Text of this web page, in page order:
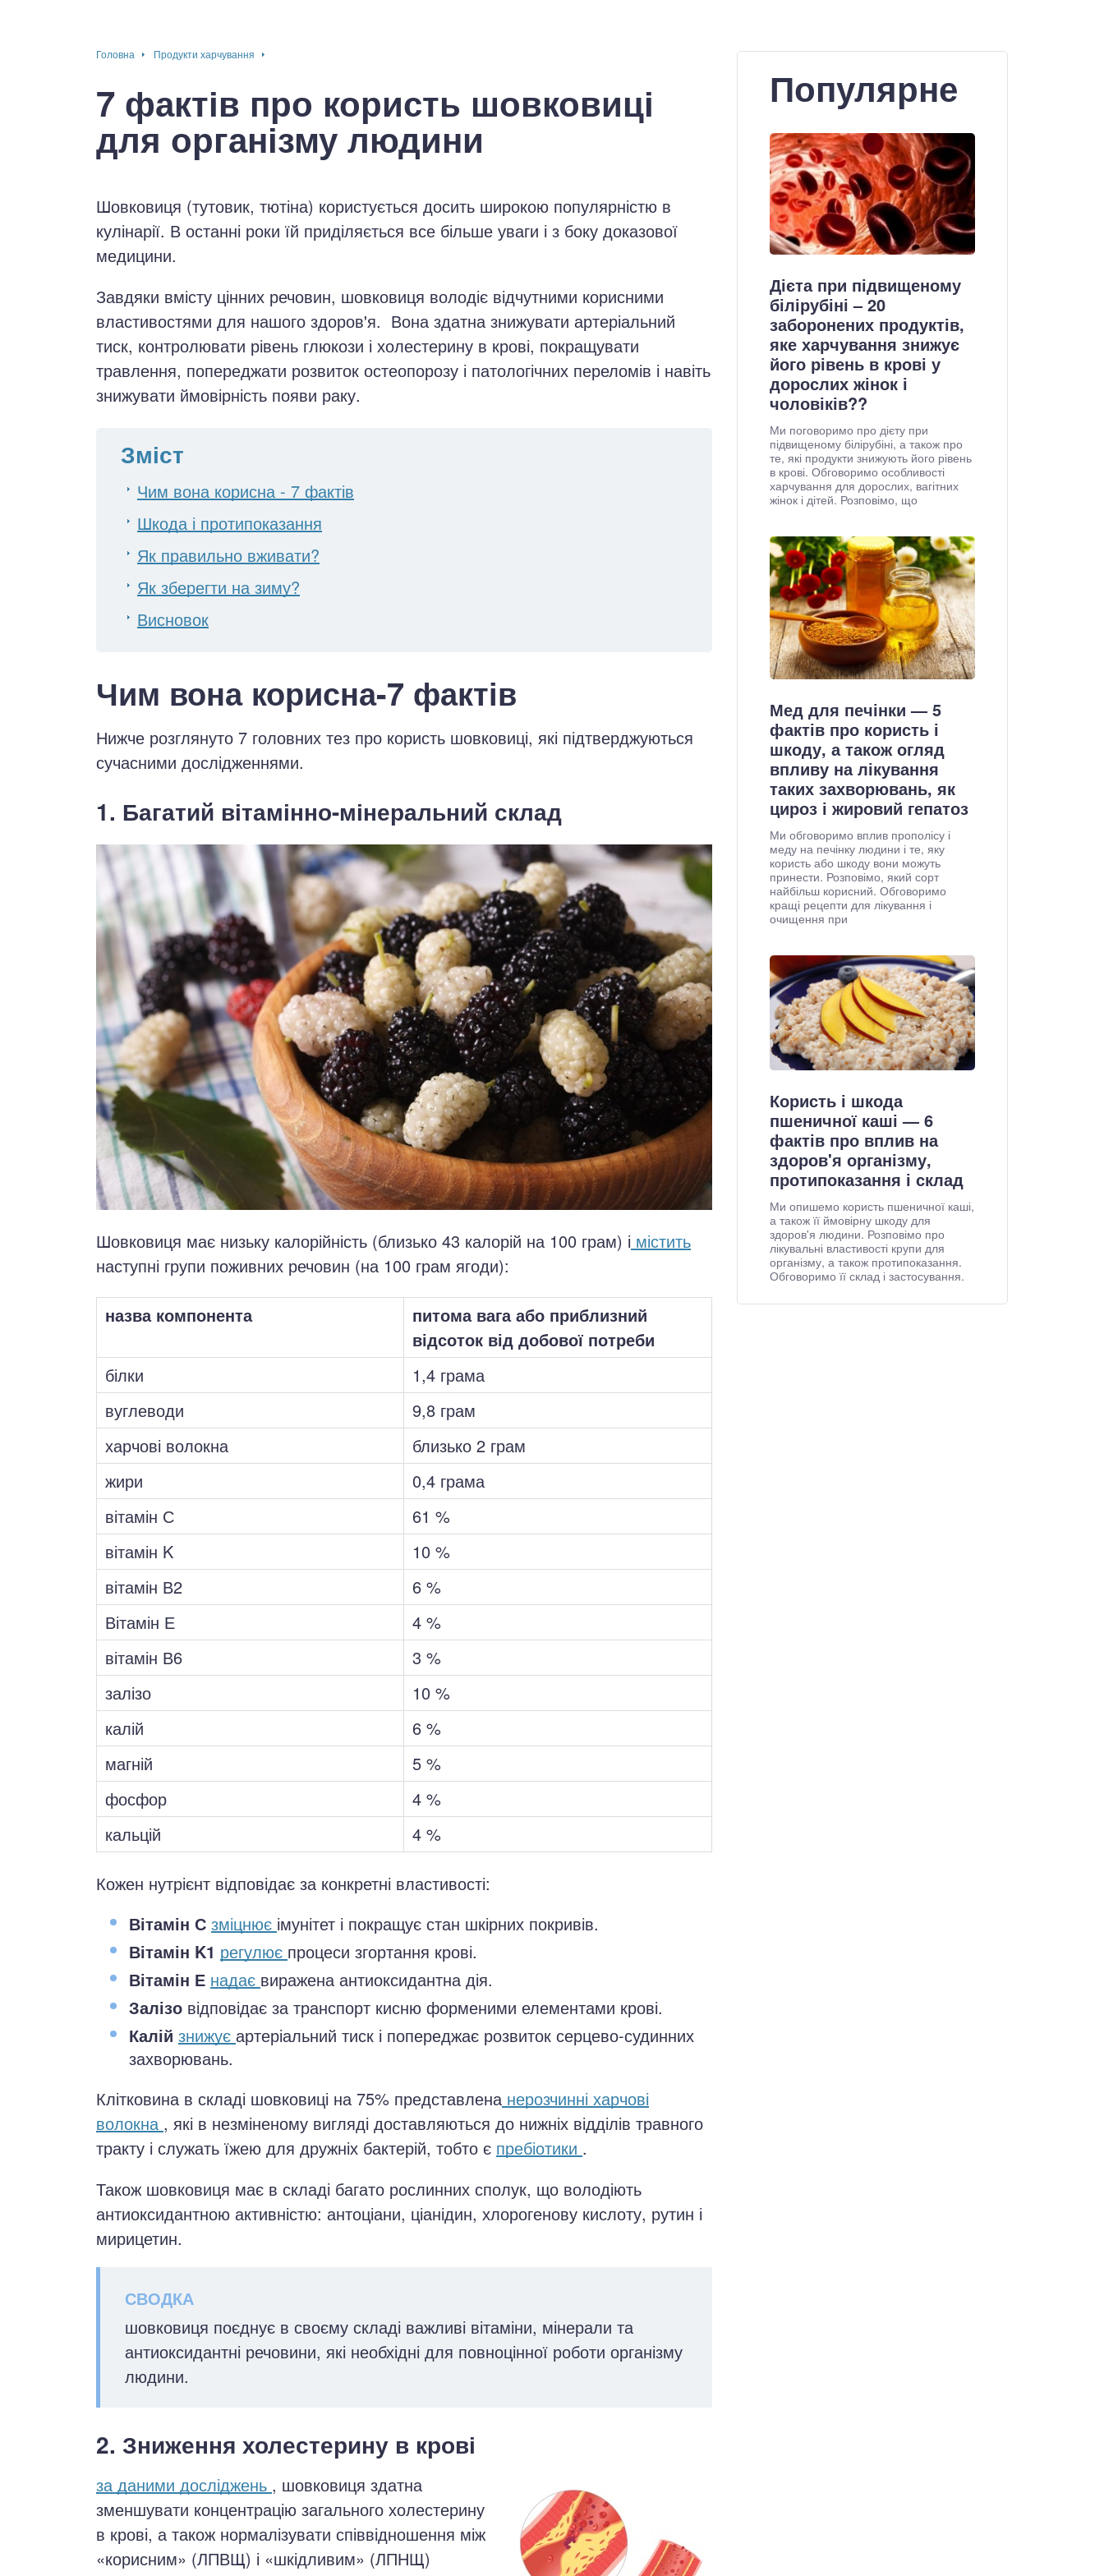
Головна Продукти харчування
7 фактів про користь шовковиці
для організму людини
Шовковиця (тутовик, тютіна) користується досить широкою популярністю в
кулінарії. В останні роки їй приділяється все більше уваги і з боку доказової
медицини.
Завдяки вмісту цінних речовин, шовковиця володіє відчутними корисними
властивостями для нашого здоров'я. Вона здатна знижувати артеріальний
тиск, контролювати рівень глюкози і холестерину в крові, покращувати
травлення, попереджати розвиток остеопорозу і патологічних переломів і навіть
знижувати ймовірність появи раку.
Зміст
Чим вона корисна - 7 фактів
Шкода і протипоказання
Як правильно вживати?
Як зберегти на зиму?
Висновок
Чим вона корисна-7 фактів
Нижче розглянуто 7 головних тез про користь шовковиці, які підтверджуються
сучасними дослідженнями.
1. Багатий вітамінно-мінеральний склад
Шовковиця має низьку калорійність (близько 43 калорій на 100 грам) і містить
наступні групи поживних речовин (на 100 грам ягоди):
назва компонента
питома вага або приблизний
відсоток від добової потреби
білки
1,4 грама
вуглеводи
9,8 грам
харчові волокна
близько 2 грам
жири
0,4 грама
вітамін С
61 %
вітамін K
10 %
вітамін В2
6 %
Вітамін Е
4 %
вітамін В6
3 %
залізо
10 %
калій
6 %
магній
5 %
фосфор
4 %
кальцій
4 %
Кожен нутрієнт відповідає за конкретні властивості:
Вітамін С зміцнює імунітет і покращує стан шкірних покривів.
Вітамін K1 регулює процеси згортання крові.
Вітамін Е надає виражена антиоксидантна дія.
Залізо відповідає за транспорт кисню форменими елементами крові.
Калій знижує артеріальний тиск і попереджає розвиток серцево-судинних
захворювань.
Клітковина в складі шовковиці на 75% представлена нерозчинні харчові
волокна , які в незміненому вигляді доставляються до нижніх відділів травного
тракту і служать їжею для дружніх бактерій, тобто є пребіотики .
Також шовковиця має в складі багато рослинних сполук, що володіють
антиоксидантною активністю: антоціани, ціанідин, хлорогенову кислоту, рутин і
мирицетин.
шовковиця поєднує в своєму складі важливі вітаміни, мінерали та
антиоксидантні речовини, які необхідні для повноцінної роботи організму
людини.
2. Зниження холестерину в крові
за даними досліджень , шовковиця здатна
зменшувати концентрацію загального холестерину
в крові, а також нормалізувати співвідношення між
«корисним» (ЛПВЩ) і «шкідливим» (ЛПНЩ)
Популярне
Дієта при підвищеному
білірубіні – 20
заборонених продуктів,
яке харчування знижує
його рівень в крові у
дорослих жінок і
чоловіків??
Ми поговоримо про дієту при
підвищеному білірубіні, а також про
те, які продукти знижують його рівень
в крові. Обговоримо особливості
харчування для дорослих, вагітних
жінок і дітей. Розповімо, що
Мед для печінки — 5
фактів про користь і
шкоду, а також огляд
впливу на лікування
таких захворювань, як
цироз і жировий гепатоз
Ми обговоримо вплив прополісу і
меду на печінку людини і те, яку
користь або шкоду вони можуть
принести. Розповімо, який сорт
найбільш корисний. Обговоримо
кращі рецепти для лікування і
очищення при
Користь і шкода
пшеничної каші — 6
фактів про вплив на
здоров'я організму,
протипоказання і склад
Ми опишемо користь пшеничної каші,
а також її ймовірну шкоду для
здоров'я людини. Розповімо про
лікувальні властивості крупи для
організму, а також протипоказання.
Обговоримо її склад і застосування.
суглоби, м'язи